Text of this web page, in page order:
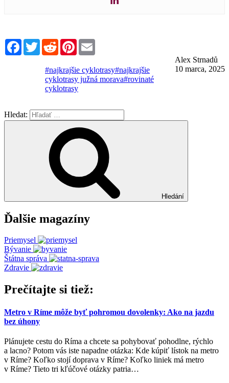
FacebookTwitterRedditPinterest
Alex Strnadů
10 marca, 2025
#najkrajšie cyklotrasy#najkrajšie
cyklotrasy južná morava#rovinaté
cyklotrasy
Hledat:
Hledání
Ďalšie magazíny
Priemysel
Bývanie
Štátna správa
Zdravie
Prečítajte si tiež:
Metro v Ríme môže byť pohromou dovolenky: Ako na jazdu
bez úhony
Plánujete cestu do Ríma a chcete sa pohybovať pohodlne, rýchlo
a lacno? Potom vás iste napadne otázka: Kde kúpiť lístok na metro
v Ríme? Koľko stojí doprava v Ríme? Koľko liniek má metro
v Ríme? Tieto tri kľúčové otázky patria…